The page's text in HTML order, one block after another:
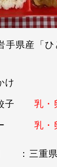
産「ひと
け
餃子乳・
ロー乳・
：三重県